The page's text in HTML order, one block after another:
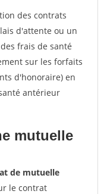
des contrats
d'attente ou un
frais de santé
sur les forfaits
d'honoraire) en
antérieur
mutuelle
de mutuelle
le contrat